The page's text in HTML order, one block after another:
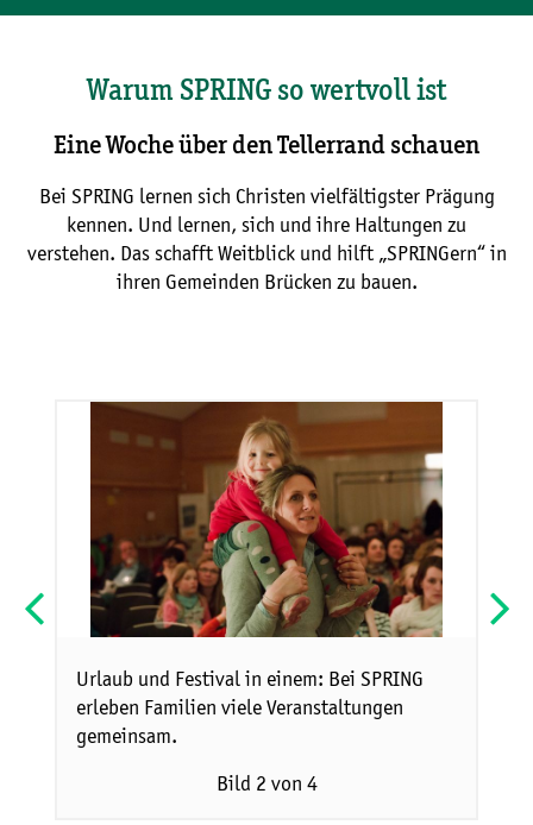
Warum SPRING so wertvoll ist
Eine Woche über den Tellerrand schauen
Bei SPRING lernen sich Christen vielfältigster Prägung
kennen. Und lernen, sich und ihre Haltungen zu
verstehen. Das schafft Weitblick und hilft „SPRINGern“ in
ihren Gemeinden Brücken zu bauen.
Urlaub und Festival in einem: Bei SPRING
erleben Familien viele Veranstaltungen
gemeinsam.
Bild 2 von 4